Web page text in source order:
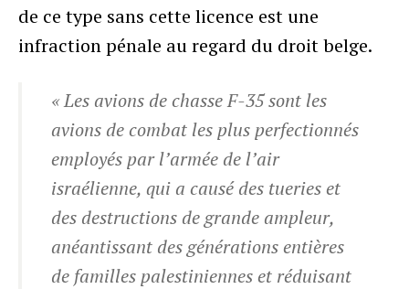
de ce type sans cette licence est une
infraction pénale au regard du droit belge.
« Les avions de chasse F-35 sont les
avions de combat les plus perfectionnés
employés par l’armée de l’air
israélienne, qui a causé des tueries et
des destructions de grande ampleur,
anéantissant des générations entières
de familles palestiniennes et réduisant